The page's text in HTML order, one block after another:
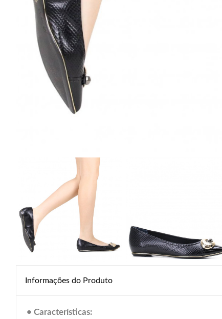
Informações do Produto
• Características: